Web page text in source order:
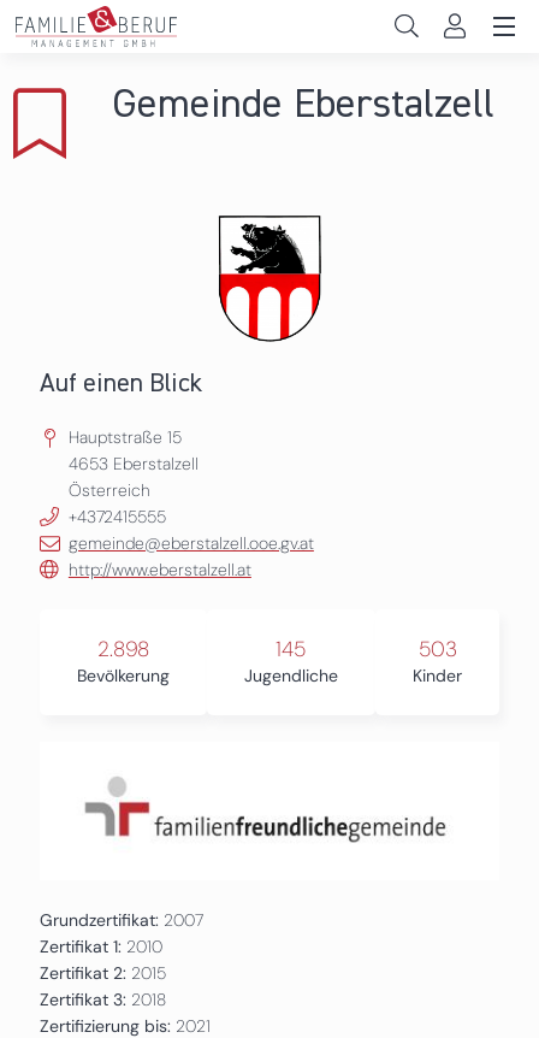
Direkt zum Inhalt
Gemeinden
Gemeinde Eberstalzell
Auf einen Blick
Hauptstraße 15
4653 Eberstalzell
Österreich
+4372415555
gemeinde@eberstalzell.ooe.gv.at
http://www.eberstalzell.at
2.898
Bevölkerung
145
Jugendliche
503
Kinder
Grundzertifikat: 2007
Zertifikat 1: 2010
Zertifikat 2: 2015
Zertifikat 3: 2018
Zertifizierung bis: 2021